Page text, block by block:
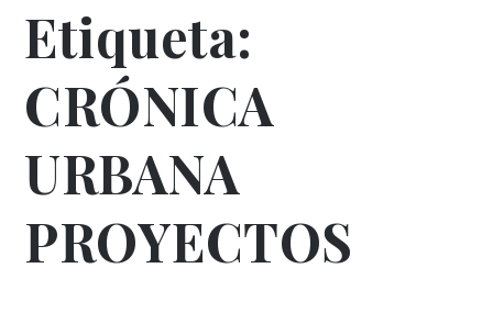
Etiqueta:
CRÓNICA
URBANA
PROYECTOS